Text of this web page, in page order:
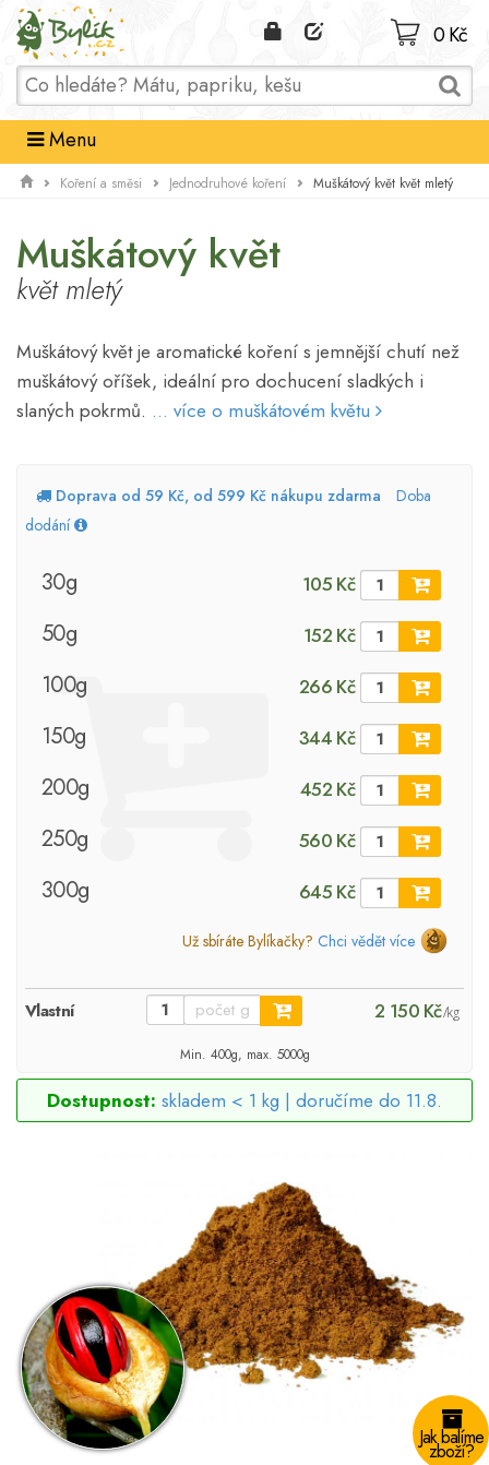
Domů
0 Kč
Menu
Koření a směsi Jednodruhové koření Muškátový květ květ mletý
Muškátový květ
květ mletý
Muškátový květ je aromatické koření s jemnější chutí než
muškátový oříšek, ideální pro dochucení sladkých i
slaných pokrmů. ... více o muškátovém květu
Doprava od 59 Kč, od 599 Kč nákupu zdarma
Doba
dodání
30g 105 Kč
50g 152 Kč
100g 266 Kč
150g 344 Kč
200g 452 Kč
250g 560 Kč
300g 645 Kč
Už sbíráte Bylíkačky? Chci vědět více
Vlastní 2 150 Kč/kg
Min. 400g, max. 5000g
Dostupnost: skladem < 1 kg | doručíme do 11.8.
Jak balíme
zboží?